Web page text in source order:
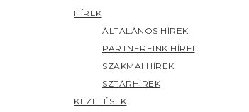
HÍREK
ÁLTALÁNOS HÍREK
PARTNEREINK HÍREI
SZAKMAI HÍREK
SZTÁRHÍREK
KEZELÉSEK